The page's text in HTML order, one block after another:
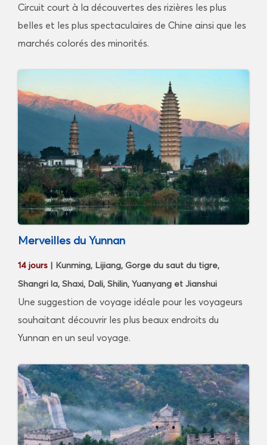
Circuit court à la découvertes des rizières les plus
belles et les plus spectaculaires de Chine ainsi que les
marchés colorés des minorités.
Merveilles du Yunnan
14 jours | Kunming, Lijiang, Gorge du saut du tigre,
Shangri la, Shaxi, Dali, Shilin, Yuanyang et Jianshui
Une suggestion de voyage idéale pour les voyageurs
souhaitant découvrir les plus beaux endroits du
Yunnan en un seul voyage.